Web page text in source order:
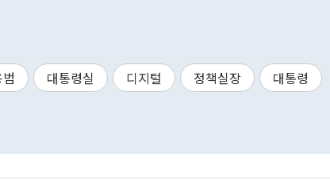
대통령실 디지털 정책실장
대통령